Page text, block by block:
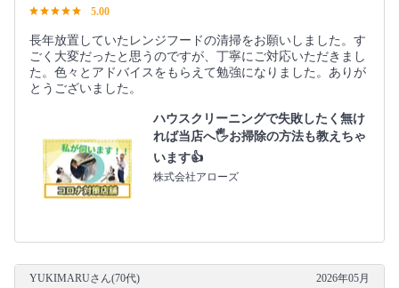
5.00
長年放置していたレンジフードの清掃をお願いしました。す
ごく大変だったと思うのですが、丁寧にご対応いただきまし
た。色々とアドバイスをもらえて勉強になりました。ありが
とうございました。
ハウスクリーニングで失敗したく無け
れば当店へ🖐️お掃除の方法も教えちゃ
います👍
株式会社アローズ
YUKIMARUさん(70代) 2026年05月